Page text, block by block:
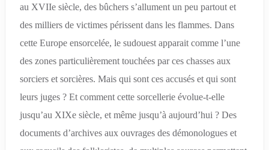
au XVIIe siècle, des bûchers s’allument un peu partout et
des milliers de victimes périssent dans les flammes. Dans
cette Europe ensorcelée, le sudouest apparait comme l’une
des zones particulièrement touchées par ces chasses aux
sorciers et sorcières. Mais qui sont ces accusés et qui sont
leurs juges ? Et comment cette sorcellerie évolue-t-elle
jusqu’au XIXe siècle, et même jusqu’à aujourd’hui ? Des
documents d’archives aux ouvrages des démonologues et